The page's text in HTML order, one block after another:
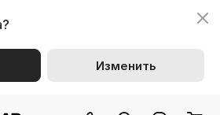
Изменить